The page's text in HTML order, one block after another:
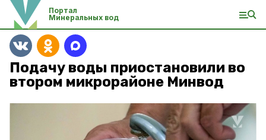
Портал
Минеральных вод
Подачу воды приостановили во
втором микрорайоне Минвод